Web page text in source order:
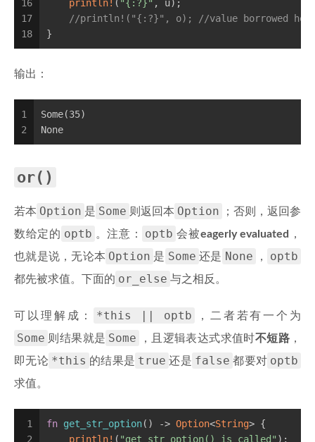
16
17
18
println! ( "{:?}" , u);
//println!("{:?}", o); //value borrowed here
}
输出：
1
2
Some(35)
None
or()
若本 Option 是 Some 则返回本 Option
；否则，返回参
数给定的 optb 。注意： optb 会被eagerly evaluated
，
也就是说，无论本 Option 是 Some 还是 None ， optb
都先被求值。下面的 or_else 与之相反。
可以理解成： *this || optb ，二者若有一个为
Some 则结果就是 Some ，且逻辑表达式求值时不短路 ，
即无论 *this 的结果是 true 还是 false 都要对 optb
求值。
1
2
fn get_str_option() -> Option<String> {
println! ( "get_str_option() is called" );